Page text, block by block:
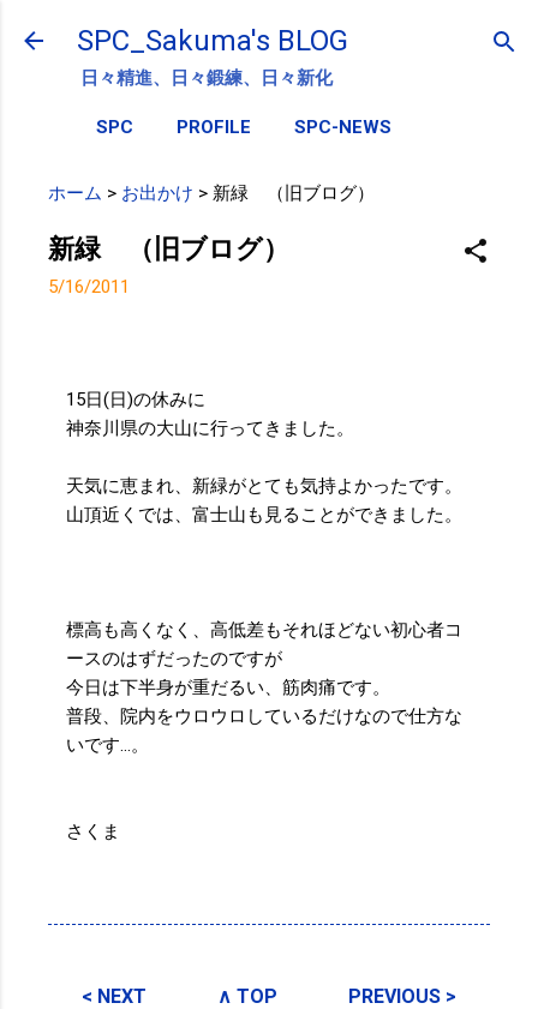
スキップしてメイン コンテンツに移動
SPC_Sakuma's BLOG
日々精進、日々鍛練、日々新化
SPC PROFILE SPC-NEWS
ホーム > お出かけ > 新緑 （旧ブログ）
新緑 （旧ブログ）
5/16/2011
15日(日)の休みに
神奈川県の大山に行ってきました。
天気に恵まれ、新緑がとても気持よかったです。
山頂近くでは、富士山も見ることができました。
標高も高くなく、高低差もそれほどない初心者コ
ースのはずだったのですが
今日は下半身が重だるい、筋肉痛です。
普段、院内をウロウロしているだけなので仕方な
いです…。
さくま
< NEXT ∧ TOP PREVIOUS >